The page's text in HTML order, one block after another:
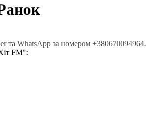
та WhatsApp за номером +380670094964.
FM":